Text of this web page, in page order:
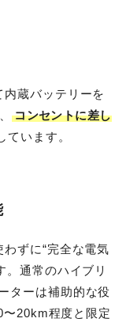
蔵バッテリーを
コンセントに差し
ています。
ずに“完全な電気
。通常のハイブリ
ターは補助的な役
20km程度と限定